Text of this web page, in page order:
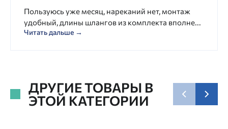
Пользуюсь уже месяц, нареканий нет, монтаж
удобный, длины шлангов из комплекта вполне...
Читать дальше →
ДРУГИЕ ТОВАРЫ В
ЭТОЙ КАТЕГОРИИ